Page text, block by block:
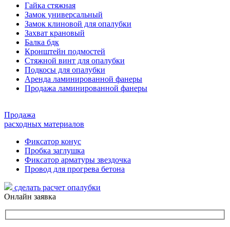
Гайка стяжная
Замок универсальный
Замок клиновой для опалубки
Захват крановый
Балка бдк
Кронштейн подмостей
Стяжной винт для опалубки
Подкосы для опалубки
Аренда ламинированной фанеры
Продажа ламинированной фанеры
Продажа
расходных материалов
Фиксатор конус
Пробка заглушка
Фиксатор арматуры звездочка
Провод для прогрева бетона
сделать расчет опалубки
Онлайн заявка